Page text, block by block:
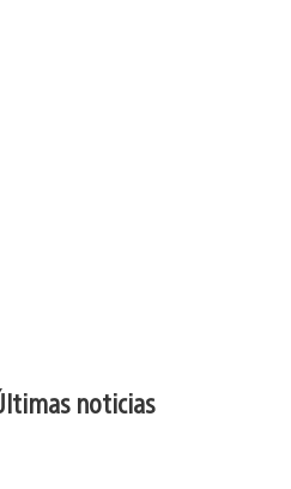
noticias